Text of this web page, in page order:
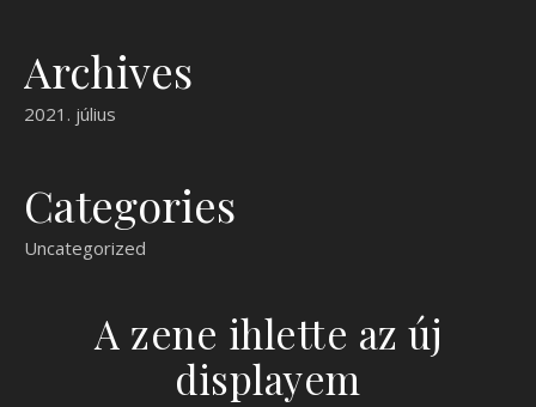
Archives
2021. július
Categories
Uncategorized
A zene ihlette az új
displayem